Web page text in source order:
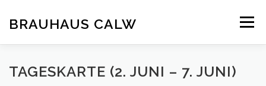
springen
BRAUHAUS CALW Menü
TAGESKARTE (2. JUNI – 7. JUNI)